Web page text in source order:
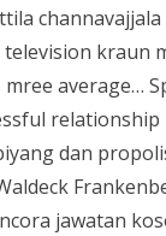
television
average…
dan
jawatan